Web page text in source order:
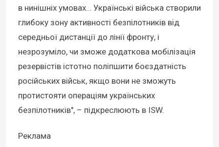
в нинішніх умовах… Українські війська створили
глибоку зону активності безпілотників від
середньої дистанції до лінії фронту, і
незрозуміло, чи зможе додаткова мобілізація
резервістів істотно поліпшити боєздатність
російських військ, якщо вони не зможуть
протистояти операціям українських
безпілотників", – підкреслюють в ISW.
Реклама